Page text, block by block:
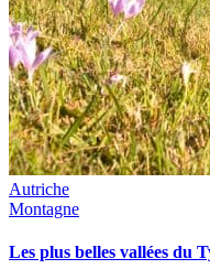
Autriche
Montagne
Les plus belles vallées du